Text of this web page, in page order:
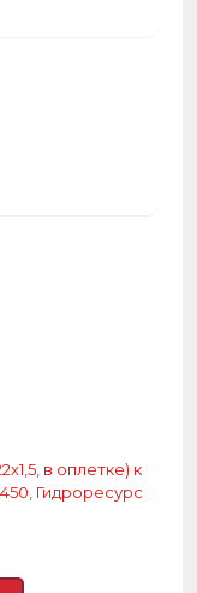
в оплетке) к
Гидроресурс